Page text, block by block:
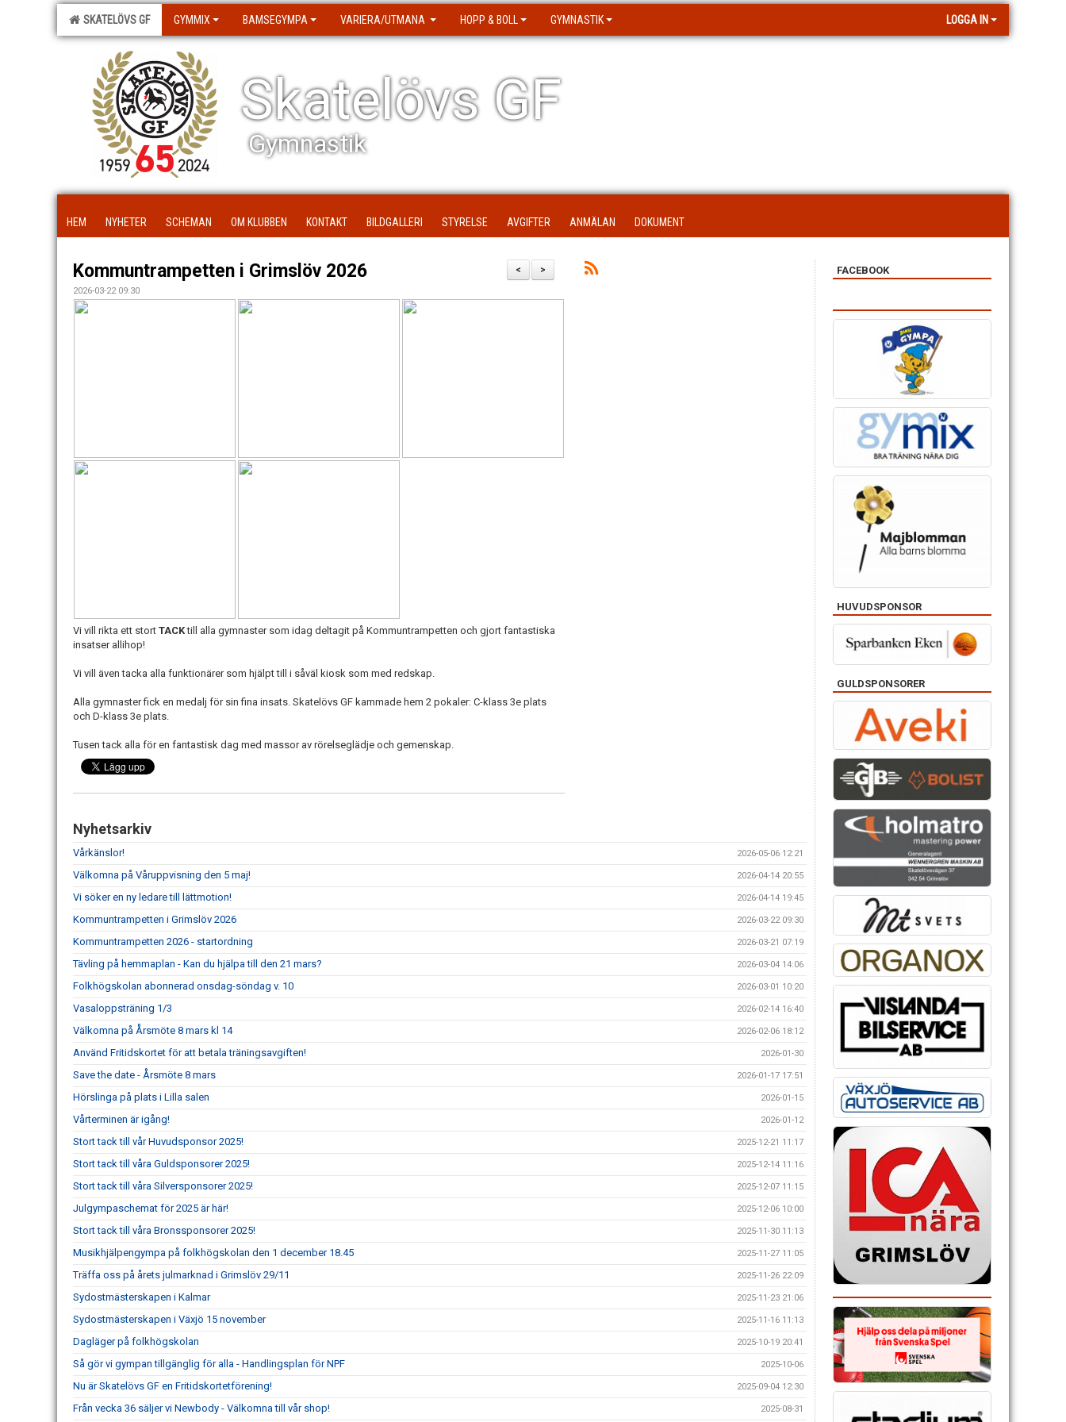
SKATELÖVS GF GYMMIX BAMSEGYMPA VARIERA/UTMANA HOPP & BOLL GYMNASTIK LOGGA IN
Skatelövs GF
Gymnastik
HEM NYHETER SCHEMAN OM KLUBBEN KONTAKT BILDGALLERI STYRELSE AVGIFTER ANMÄLAN DOKUMENT
>
<
Kommuntrampetten i Grimslöv 2026
2026-03-22 09:30
Vi vill rikta ett stort TACKtill alla gymnaster som idag deltagit på Kommuntrampetten och gjort fantastiska
insatser allihop!
Vi vill även tacka alla funktionärer som hjälpt till i såväl kiosk som med redskap.
Alla gymnaster fick en medalj för sin fina insats. Skatelövs GF kammade hem 2 pokaler: C-klass 3e plats
och D-klass 3e plats.
Tusen tack alla för en fantastisk dag med massor av rörelseglädje och gemenskap.
Nyhetsarkiv
Vårkänslor! 2026-05-06 12:21
Välkomna på Våruppvisning den 5 maj! 2026-04-14 20:55
Vi söker en ny ledare till lättmotion! 2026-04-14 19:45
Kommuntrampetten i Grimslöv 2026 2026-03-22 09:30
Kommuntrampetten 2026 - startordning 2026-03-21 07:19
Tävling på hemmaplan - Kan du hjälpa till den 21 mars? 2026-03-04 14:06
Folkhögskolan abonnerad onsdag-söndag v. 10 2026-03-01 10:20
Vasaloppsträning 1/3 2026-02-14 16:40
Välkomna på Årsmöte 8 mars kl 14 2026-02-06 18:12
Använd Fritidskortet för att betala träningsavgiften! 2026-01-30
Save the date - Årsmöte 8 mars 2026-01-17 17:51
Hörslinga på plats i Lilla salen 2026-01-15
Vårterminen är igång! 2026-01-12
Stort tack till vår Huvudsponsor 2025! 2025-12-21 11:17
Stort tack till våra Guldsponsorer 2025! 2025-12-14 11:16
Stort tack till våra Silversponsorer 2025! 2025-12-07 11:15
Julgympaschemat för 2025 är här! 2025-12-06 10:00
Stort tack till våra Bronssponsorer 2025! 2025-11-30 11:13
Musikhjälpengympa på folkhögskolan den 1 december 18.45 2025-11-27 11:05
Träffa oss på årets julmarknad i Grimslöv 29/11 2025-11-26 22:09
Sydostmästerskapen i Kalmar 2025-11-23 21:06
Sydostmästerskapen i Växjö 15 november 2025-11-16 11:13
Dagläger på folkhögskolan 2025-10-19 20:41
Så gör vi gympan tillgänglig för alla - Handlingsplan för NPF 2025-10-06
Nu är Skatelövs GF en Fritidskortetförening! 2025-09-04 12:30
Från vecka 36 säljer vi Newbody - Välkomna till vår shop! 2025-08-31
FACEBOOK
HUVUDSPONSOR
GULDSPONSORER